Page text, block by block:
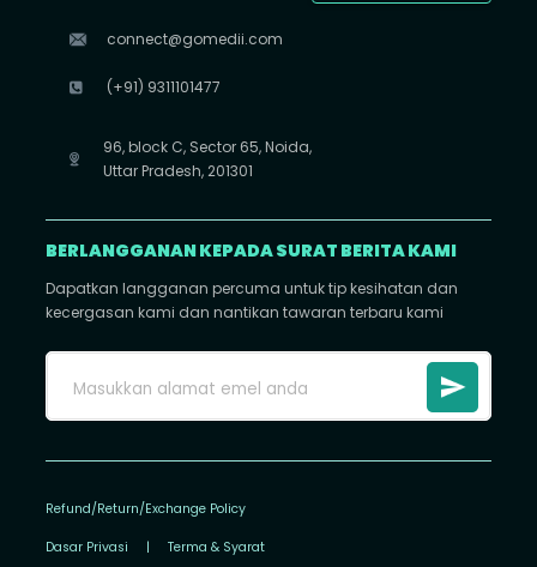
connect@gomedii.com
(+91) 9311101477
96, block C, Sector 65, Noida,
Uttar Pradesh, 201301
BERLANGGANAN KEPADA SURAT BERITA KAMI
Dapatkan langganan percuma untuk tip kesihatan dan
kecergasan kami dan nantikan tawaran terbaru kami
Refund/Return/Exchange Policy
Dasar Privasi | Terma & Syarat